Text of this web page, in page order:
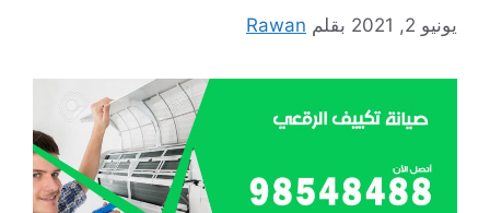
يونيو 2, 2021 بقلم Rawan